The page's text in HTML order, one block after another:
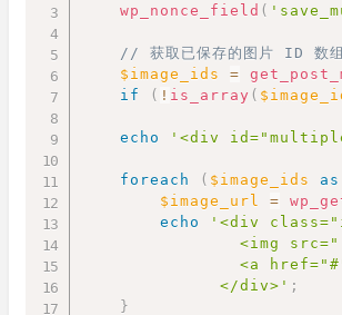
wp_nonce_field (
// 获取已保存的图片 ID 数组
$image_ids
=
if
( ! is_array (
echo '<div
foreach ( $image_ids as
$image_url
=
echo
'<div
<img
<a
              </div>'
;
}